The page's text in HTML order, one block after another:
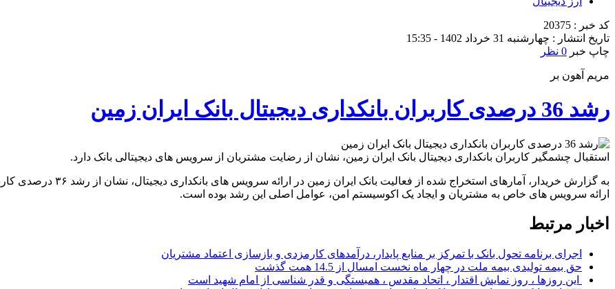
کد خبر : 20375
تاریخ انتشار : چهارشنبه 31 خرداد 1402 - 15:35
چاپ خبر 0 نظر
مریم آهون بر
رشد 36 درصدی کاربران بانکداری دیجیتال بانک ایران زمین
استقبال چشمگیر کاربران بانکداری دیجیتال بانک ایران زمین، نشان از رضایت مشتریان از سرویس های دیجیتالی بانک دارد.
به گزارش خریدار، آمارهای استخراج شده از فعالیت بانک ایران زمین در ارائه سرویس های بانکداری دیجیتال، نشان از رشد ۳۶ درصدی کاربران بانک دارد.
ارائه سرویس های خاص به مشتریان و ایجاد یک اکوسیستم امن، عوامل اصلی این رشد بوده است.
اخبار مرتبط
اجرای برنامه تحول بانک با تمرکز بر منابع پایدار، درآمدهای کارمزدی و بازسازی اعتماد مشتریان
حق بیمه تولیدی بیمه ملت در چهار ماه نخست امسال از 14.5 همت گذشت
این روزها ، روز نمایش اقتدار ، اتحاد مقدس ، همبستگی و قدر شناسی از امام شهید است